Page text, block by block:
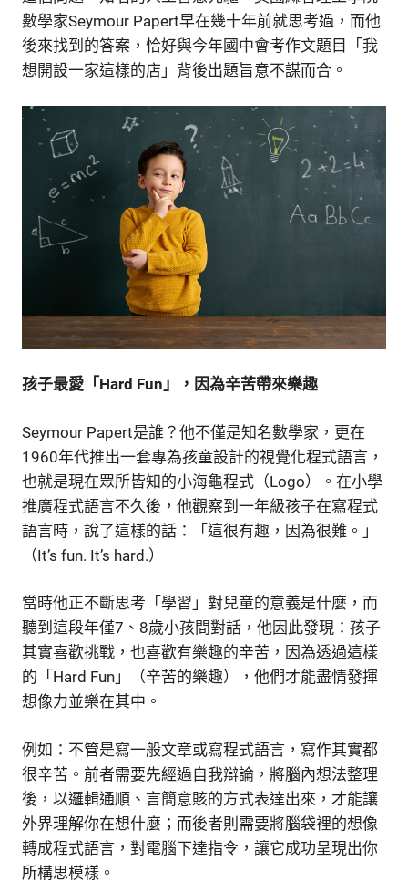
數學家Seymour Papert早在幾十年前就思考過，而他
後來找到的答案，恰好與今年國中會考作文題目「我
想開設一家這樣的店」背後出題旨意不謀而合。
孩子最愛「Hard Fun」，因為辛苦帶來樂趣
Seymour Papert是誰？他不僅是知名數學家，更在
1960年代推出一套專為孩童設計的視覺化程式語言，
也就是現在眾所皆知的小海龜程式（Logo）。在小學
推廣程式語言不久後，他觀察到一年級孩子在寫程式
語言時，說了這樣的話：「這很有趣，因為很難。」
（It’s fun. It’s hard.）
當時他正不斷思考「學習」對兒童的意義是什麼，而
聽到這段年僅7、8歲小孩間對話，他因此發現：孩子
其實喜歡挑戰，也喜歡有樂趣的辛苦，因為透過這樣
的「Hard Fun」（辛苦的樂趣），他們才能盡情發揮
想像力並樂在其中。
例如：不管是寫一般文章或寫程式語言，寫作其實都
很辛苦。前者需要先經過自我辯論，將腦內想法整理
後，以邏輯通順、言簡意賅的方式表達出來，才能讓
外界理解你在想什麼；而後者則需要將腦袋裡的想像
轉成程式語言，對電腦下達指令，讓它成功呈現出你
所構思模樣。